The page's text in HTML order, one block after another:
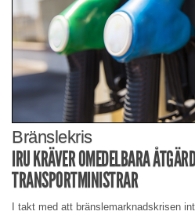
Bränslekris
IRU KRÄVER OMEDELBARA
TRANSPORTMINISTRAR
I takt med att bränslemarknadskrisen